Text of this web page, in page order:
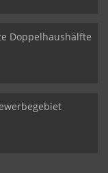
Doppelhaushälfte